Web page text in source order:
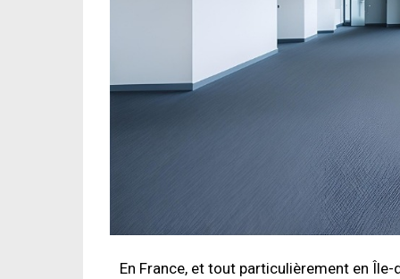
En France, et tout particulièrement en